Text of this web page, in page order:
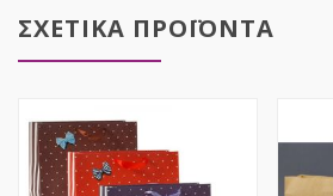
ΣΧΕΤΙΚΑ ΠΡΟΪΟΝΤΑ